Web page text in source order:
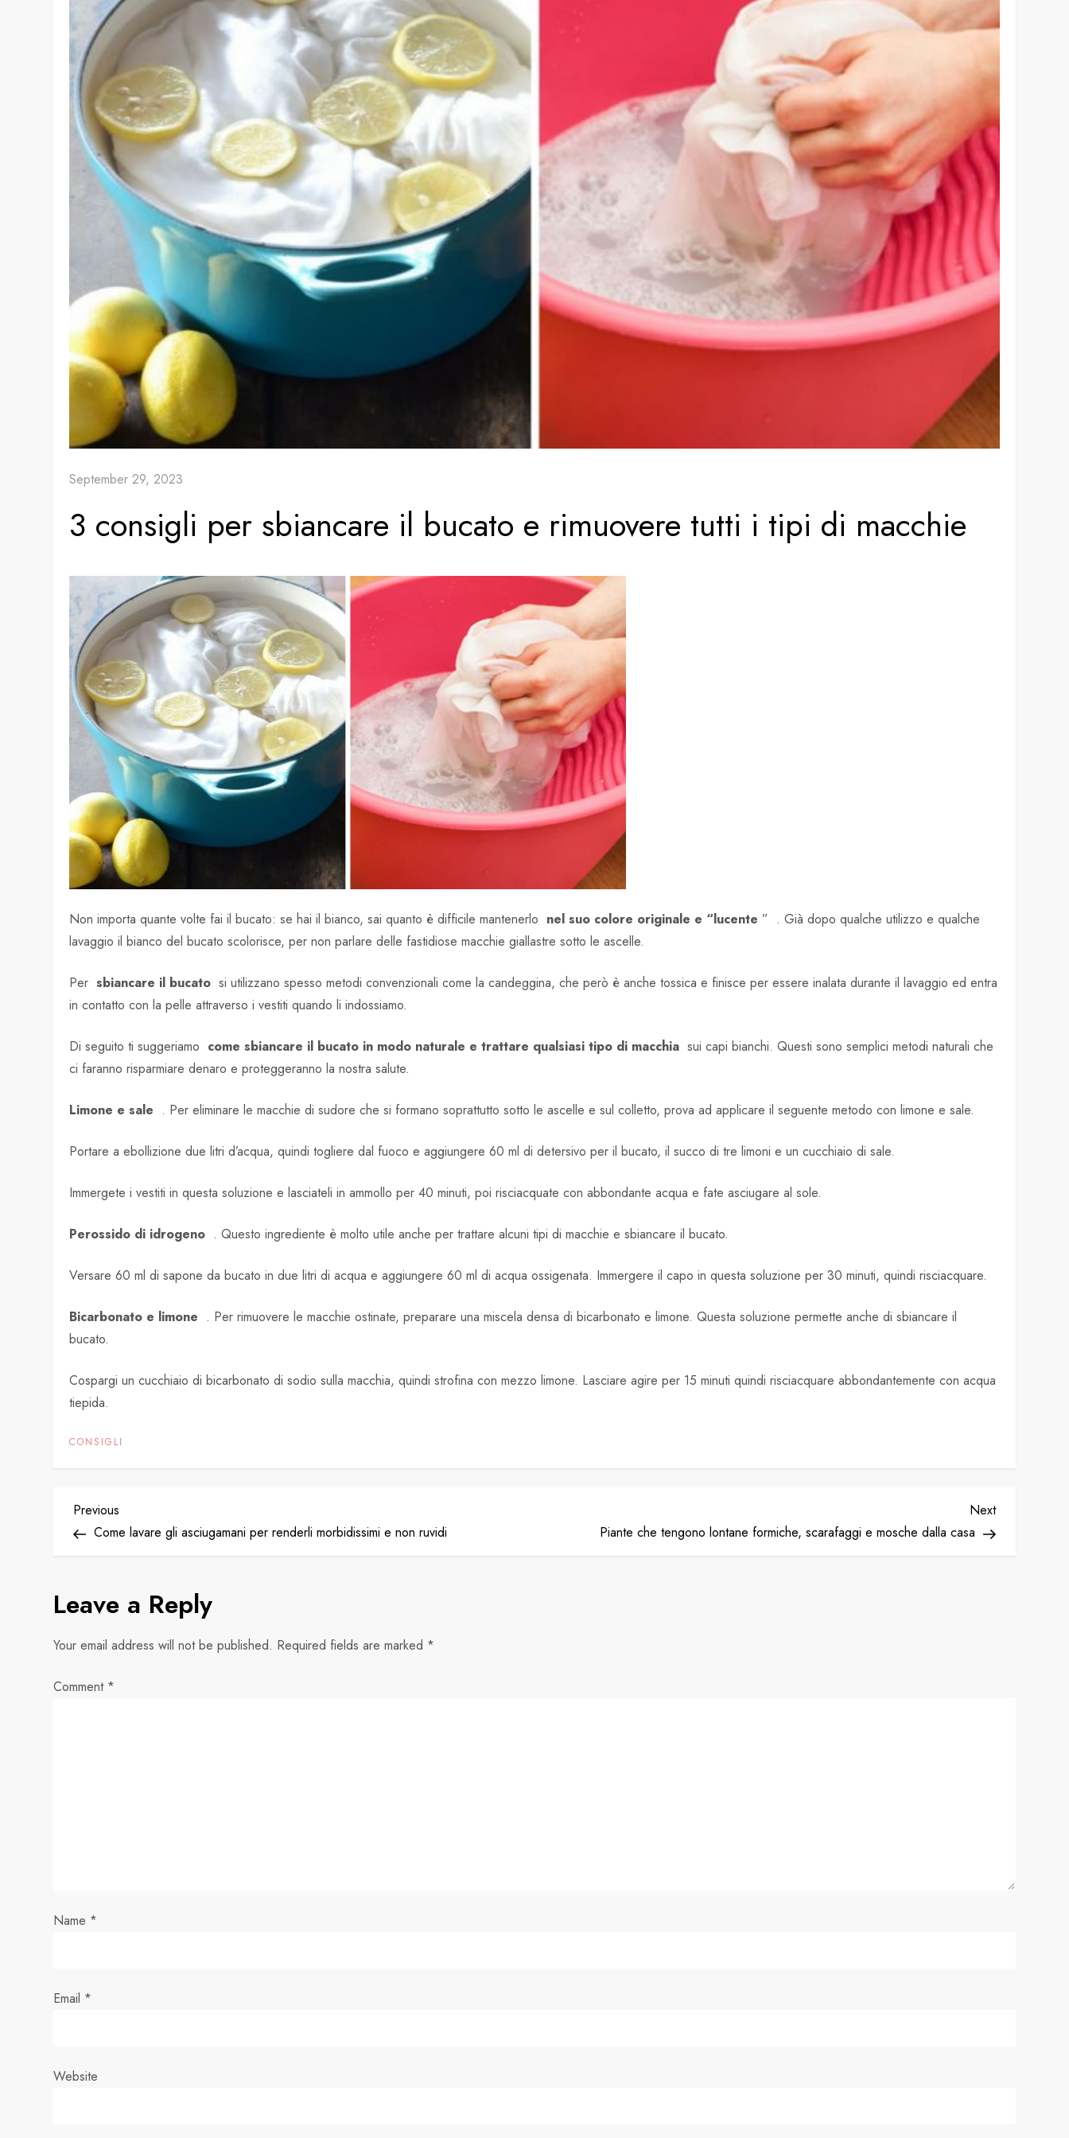
September 29, 2023
3 consigli per sbiancare il bucato e rimuovere tutti i tipi di macchie
Non importa quante volte fai il bucato: se hai il bianco, sai quanto è difficile mantenerlo nel suo colore originale e “lucente ” . Già dopo qualche utilizzo e qualche
lavaggio il bianco del bucato scolorisce, per non parlare delle fastidiose macchie giallastre sotto le ascelle.
Persbiancare il bucato si utilizzano spesso metodi convenzionali come la candeggina, che però è anche tossica e finisce per essere inalata durante il lavaggio ed entra
in contatto con la pelle attraverso i vestiti quando li indossiamo.
Di seguito ti suggeriamo come sbiancare il bucato in modo naturale e trattare qualsiasi tipo di macchia sui capi bianchi. Questi sono semplici metodi naturali che
ci faranno risparmiare denaro e proteggeranno la nostra salute.
Limone e sale . Per eliminare le macchie di sudore che si formano soprattutto sotto le ascelle e sul colletto, prova ad applicare il seguente metodo con limone e sale.
Portare a ebollizione due litri d’acqua, quindi togliere dal fuoco e aggiungere 60 ml di detersivo per il bucato, il succo di tre limoni e un cucchiaio di sale.
Immergete i vestiti in questa soluzione e lasciateli in ammollo per 40 minuti, poi risciacquate con abbondante acqua e fate asciugare al sole.
Perossido di idrogeno . Questo ingrediente è molto utile anche per trattare alcuni tipi di macchie e sbiancare il bucato.
Versare 60 ml di sapone da bucato in due litri di acqua e aggiungere 60 ml di acqua ossigenata. Immergere il capo in questa soluzione per 30 minuti, quindi risciacquare.
Bicarbonato e limone . Per rimuovere le macchie ostinate, preparare una miscela densa di bicarbonato e limone. Questa soluzione permette anche di sbiancare il
bucato.
Cospargi un cucchiaio di bicarbonato di sodio sulla macchia, quindi strofina con mezzo limone. Lasciare agire per 15 minuti quindi risciacquare abbondantemente con acqua
tiepida.
CONSIGLI
P
s
a
i
n
Previous
Post
Previous
Come lavare gli asciugamani per renderli morbidissimi e non ruvidi
Next
Post
Next
Piante che tengono lontane formiche, scarafaggi e mosche dalla casa
Leave a Reply
Your email address will not be published. Required fields are marked *
Comment *
Name *
Email *
Website